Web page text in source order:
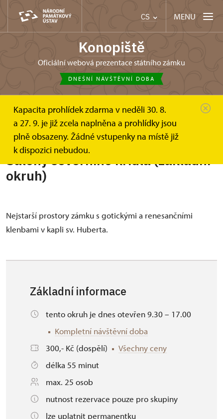
CS MENU
Konopiště
oficiální webová prezentace státního zámku
DNEŠNÍ NÁVŠTĚVNÍ DOBA
Kapacita prohlídek zdarma v neděli 30. 8.
a 27. 9. je již zcela naplněna a prohlídky jsou
plně obsazeny. Žádné vstupenky na místě již
k dispozici nebudou.
Konopiště
Informace pro návštěvníky
Prohlídkové okruhy
Salony severního křídla (základní...
Salony severního křídla (základní
okruh)
Nejstarší prostory zámku s gotickými a renesančními
klenbami v kapli sv. Huberta.
Základní informace
tento okruh je dnes otevřen 9.30 – 17.00
Kompletní návštěvní doba
300,- Kč (dospělí)
Všechny ceny
délka 55 minut
max. 25 osob
nutnost rezervace pouze pro skupiny
lze uplatnit permanentku